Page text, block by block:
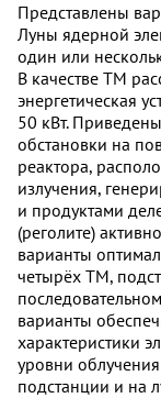
Представлены
Луны ядерной
один или
В качестве ТМ
энергетическая
50 кВт.
обстановки на
реактора,
излучения,
и продуктами
(реголите)
варианты
четырёх ТМ,
варианты
характеристики
уровни
подстанции и на